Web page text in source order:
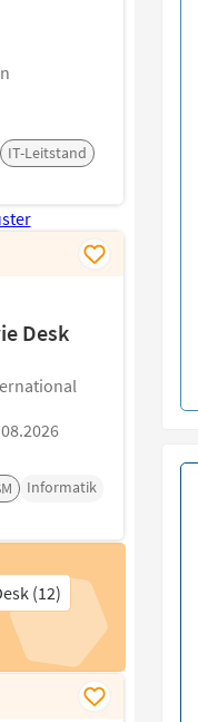
IT-Leitstand
Desk
Informatik
(12)